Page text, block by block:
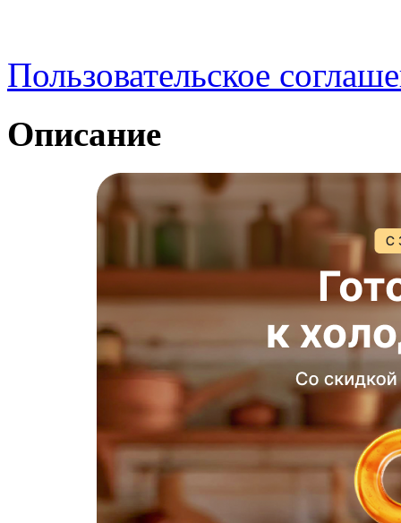
Пользовательское
Описание